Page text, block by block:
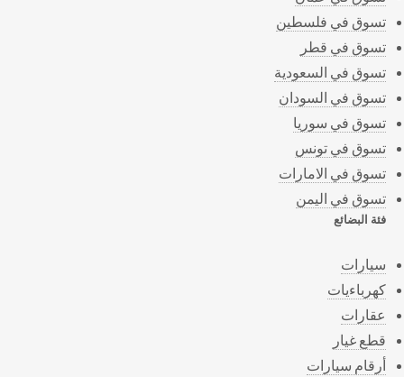
تسوق في فلسطين
تسوق في قطر
تسوق في السعودية
تسوق في السودان
تسوق في سوريا
تسوق في تونس
تسوق في الامارات
تسوق في اليمن
فئة البضائع
سيارات
كهرباءيات
عقارات
قطع غيار
أرقام سيارات